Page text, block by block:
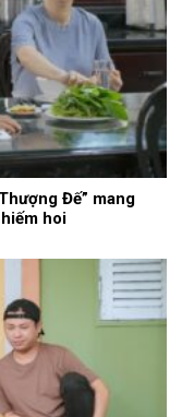
Đế” mang
hoi